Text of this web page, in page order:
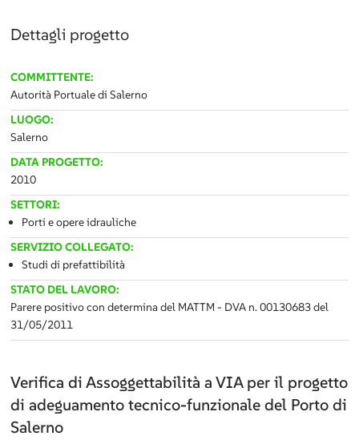
Dettagli progetto
COMMITTENTE:
Autorità Portuale di Salerno
LUOGO:
Salerno
DATA PROGETTO:
2010
SETTORI:
Porti e opere idrauliche
SERVIZIO COLLEGATO:
Studi di prefattibilità
STATO DEL LAVORO:
Parere positivo con determina del MATTM - DVA n. 00130683 del
31/05/2011
Verifica di Assoggettabilità a VIA per il progetto
di adeguamento tecnico-funzionale del Porto di
Salerno